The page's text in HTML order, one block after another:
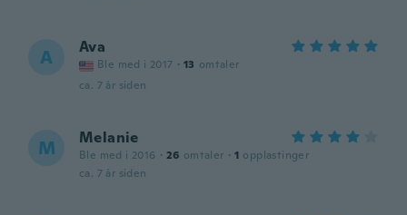
A Ava
Ble med i 2017 · 13 omtaler
ca. 7 år siden
M Melanie
Ble med i 2016 · 26 omtaler · 1 opplastinger
ca. 7 år siden